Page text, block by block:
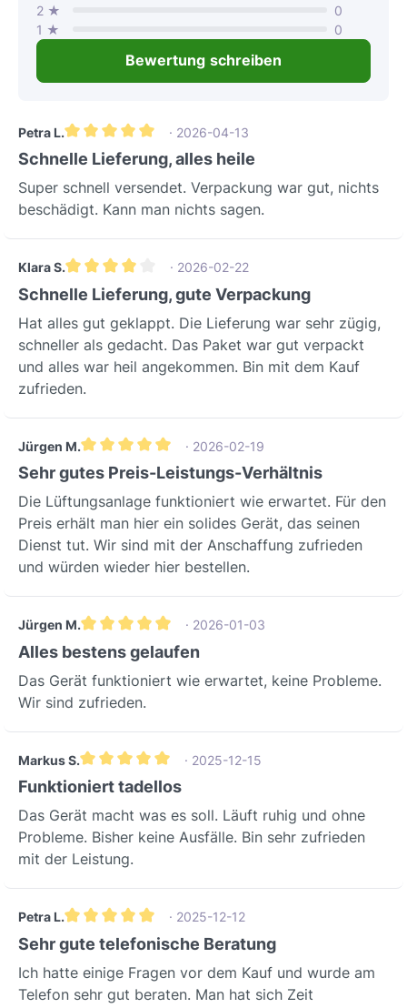
2 ★
0
1 ★
0
Bewertung schreiben
Petra L.
Durchschnittliche Bewertung von 5 von 5 Sternen
· 2026-04-13
Schnelle Lieferung, alles heile
Super schnell versendet. Verpackung war gut, nichts
beschädigt. Kann man nichts sagen.
Klara S.
Durchschnittliche Bewertung von 4 von 5 Sternen
· 2026-02-22
Schnelle Lieferung, gute Verpackung
Hat alles gut geklappt. Die Lieferung war sehr zügig,
schneller als gedacht. Das Paket war gut verpackt
und alles war heil angekommen. Bin mit dem Kauf
zufrieden.
Jürgen M.
Durchschnittliche Bewertung von 5 von 5 Sternen
· 2026-02-19
Sehr gutes Preis-Leistungs-Verhältnis
Die Lüftungsanlage funktioniert wie erwartet. Für den
Preis erhält man hier ein solides Gerät, das seinen
Dienst tut. Wir sind mit der Anschaffung zufrieden
und würden wieder hier bestellen.
Jürgen M.
Durchschnittliche Bewertung von 5 von 5 Sternen
· 2026-01-03
Alles bestens gelaufen
Das Gerät funktioniert wie erwartet, keine Probleme.
Wir sind zufrieden.
Markus S.
Durchschnittliche Bewertung von 5 von 5 Sternen
· 2025-12-15
Funktioniert tadellos
Das Gerät macht was es soll. Läuft ruhig und ohne
Probleme. Bisher keine Ausfälle. Bin sehr zufrieden
mit der Leistung.
Petra L.
Durchschnittliche Bewertung von 5 von 5 Sternen
· 2025-12-12
Sehr gute telefonische Beratung
Ich hatte einige Fragen vor dem Kauf und wurde am
Telefon sehr gut beraten. Man hat sich Zeit